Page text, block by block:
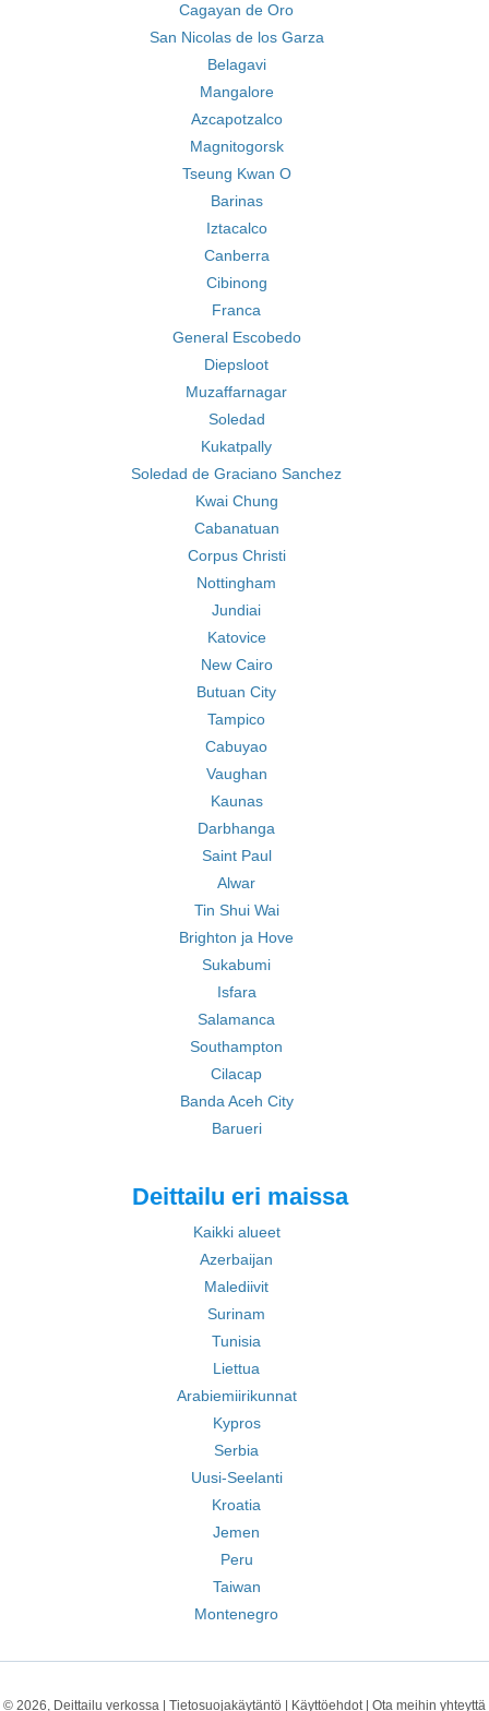
Cagayan de Oro
San Nicolas de los Garza
Belagavi
Mangalore
Azcapotzalco
Magnitogorsk
Tseung Kwan O
Barinas
Iztacalco
Canberra
Cibinong
Franca
General Escobedo
Diepsloot
Muzaffarnagar
Soledad
Kukatpally
Soledad de Graciano Sanchez
Kwai Chung
Cabanatuan
Corpus Christi
Nottingham
Jundiai
Katovice
New Cairo
Butuan City
Tampico
Cabuyao
Vaughan
Kaunas
Darbhanga
Saint Paul
Alwar
Tin Shui Wai
Brighton ja Hove
Sukabumi
Isfara
Salamanca
Southampton
Cilacap
Banda Aceh City
Barueri
Deittailu eri maissa
Kaikki alueet
Azerbaijan
Malediivit
Surinam
Tunisia
Liettua
Arabiemiirikunnat
Kypros
Serbia
Uusi-Seelanti
Kroatia
Jemen
Peru
Taiwan
Montenegro
© 2026, Deittailu verkossa | Tietosuojakäytäntö Käyttöehdot| Ota meihin yhteyttä